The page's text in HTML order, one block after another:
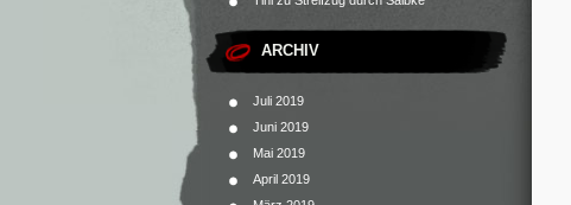
ARCHIV
Juli 2019
Juni 2019
Mai 2019
April 2019